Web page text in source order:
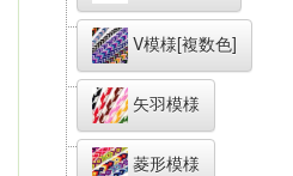
V模様[複数色]
矢羽模様
菱形模様